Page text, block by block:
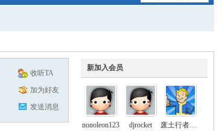
新加入会员
nonoleon123
djrocket
废土行者黑骑士
收听TA
加为好友
发送消息